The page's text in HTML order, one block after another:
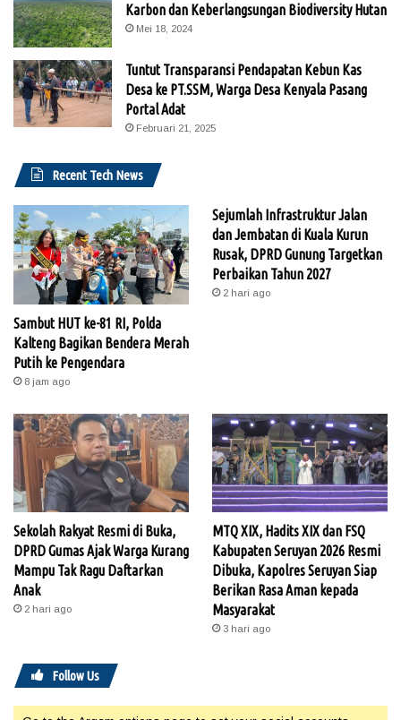
Karbon dan Keberlangsungan Biodiversity Hutan
Mei 18, 2024
Tuntut Transparansi Pendapatan Kebun Kas
Desa ke PT.SSM, Warga Desa Kenyala Pasang
Portal Adat
Februari 21, 2025
Recent Tech News
Sambut HUT ke-81 RI, Polda
Kalteng Bagikan Bendera Merah
Putih ke Pengendara
8 jam ago
Sejumlah Infrastruktur Jalan
dan Jembatan di Kuala Kurun
Rusak, DPRD Gunung Targetkan
Perbaikan Tahun 2027
2 hari ago
Sekolah Rakyat Resmi di Buka,
DPRD Gumas Ajak Warga Kurang
Mampu Tak Ragu Daftarkan
Anak
2 hari ago
MTQ XIX, Hadits XIX dan FSQ
Kabupaten Seruyan 2026 Resmi
Dibuka, Kapolres Seruyan Siap
Berikan Rasa Aman kepada
Masyarakat
3 hari ago
Follow Us